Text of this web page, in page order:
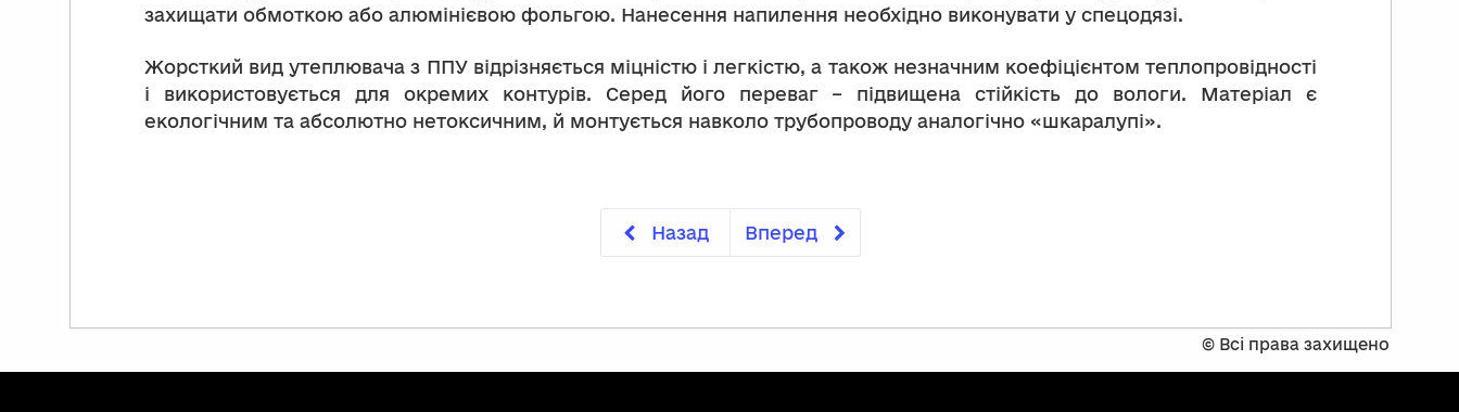
захищати обмоткою або алюмінієвою фольгою. Нанесення напилення необхідно виконувати у спецодязі.
Жорсткий вид утеплювача з ППУ відрізняється міцністю і легкістю, а також незначним коефіцієнтом теплопровідності
і використовується для окремих контурів. Серед його переваг – підвищена стійкість до вологи. Матеріал є
екологічним та абсолютно нетоксичним, й монтується навколо трубопроводу аналогічно «шкаралупі».
Назад Вперед
© Всі права захищено